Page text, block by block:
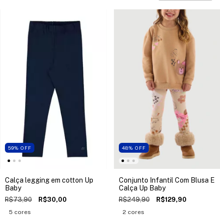
59% OFF
Calça legging em cotton Up
Baby
R$73,90 R$30,00
5 cores
48% OFF
Conjunto Infantil Com Blusa E
Calça Up Baby
R$249,90 R$129,90
2 cores